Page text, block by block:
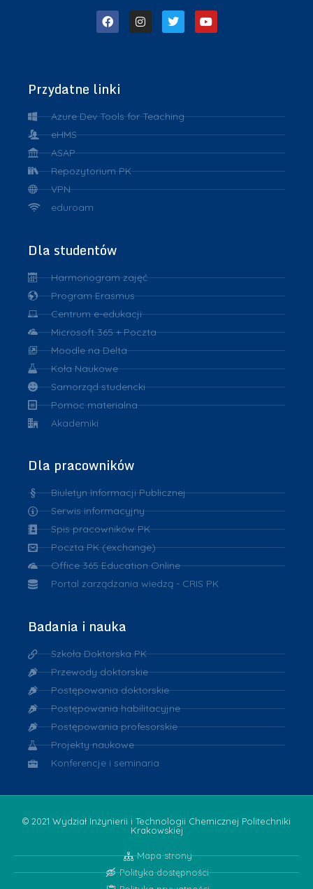
Przydatne linki
Azure Dev Tools for Teaching
eHMS
ASAP
Repozytorium PK
VPN
eduroam
Dla studentów
Harmonogram zajęć
Program Erasmus
Centrum e-edukacji
Microsoft 365 + Poczta
Moodle na Delta
Koła Naukowe
Samorząd studencki
Pomoc materialna
Akademiki
Dla pracowników
Biuletyn Informacji Publicznej
Serwis informacyjny
Spis pracowników PK
Poczta PK (exchange)
Office 365 Education Online
Portal zarządzania wiedzą - CRIS PK
Badania i nauka
Szkoła Doktorska PK
Przewody doktorskie
Postępowania doktorskie
Postępowania habilitacyjne
Postępowania profesorskie
Projekty naukowe
Konferencje i seminaria
© 2021 Wydział Inżynierii i Technologii Chemicznej Politechniki
Krakowskiej
Mapa strony
Polityka dostępności